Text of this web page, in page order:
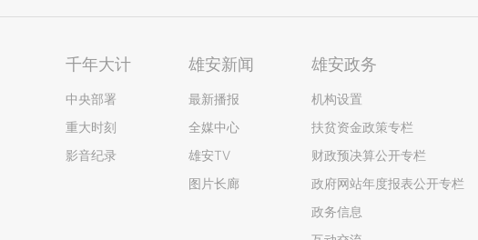
千年大计
中央部署
重大时刻
影音纪录
雄安新闻
最新播报
全媒中心
雄安TV
图片长廊
雄安政务
机构设置
扶贫资金政策专栏
财政预决算公开专栏
政府网站年度报表公开专栏
政务信息